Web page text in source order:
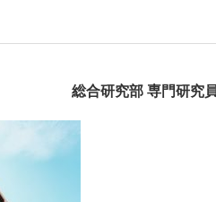
総合研究部 専門研究